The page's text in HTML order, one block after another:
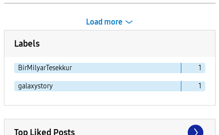
Load more
Labels
BirMilyarTesekkur 1
galaxystory 1
Top Liked Posts